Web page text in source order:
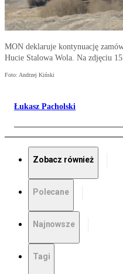
MON deklaruje kontynuację
Hucie Stalowa Wola. Na zdjęciu
Foto: Andrzej Kiński
Łukasz Pacholski
Zobacz również
Polecane
Najnowsze
Tagi